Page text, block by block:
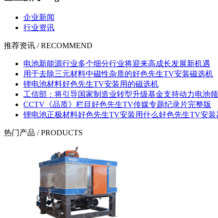
企业新闻
行业资讯
推荐资讯 / RECOMMEND
电池新能源行业多个细分行业将迎来高成长发展新机遇
用于去除三元材料中磁性杂质的好色先生TV安装磁选机
锂电池材料好色先生TV安装用的磁选机
工信部：将引导国家制造业转型升级基金支持动力电池
CCTV《品质》栏目好色先生TV传媒专题纪录片完整版
锂电池正极材料好色先生TV安装用什么好色先生TV安装
热门产品 / PRODUCTS